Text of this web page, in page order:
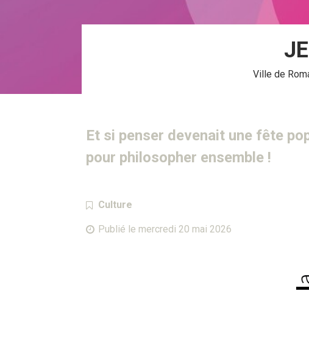
Ville de
Et si penser devenait une fête
pour philosopher ensemble !
Catégorie :
Culture
Publié le mercredi 20 mai 2026